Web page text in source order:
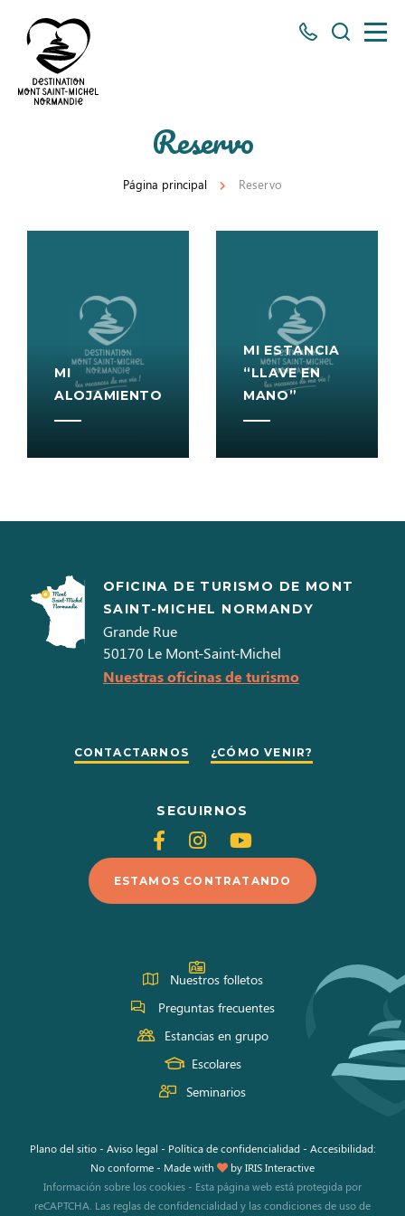
Todos Busco
Reservo
Página principal Reservo
MI
ALOJAMIENTO
MI ESTANCIA
“LLAVE EN
MANO”
OFICINA DE TURISMO DE MONT
SAINT-MICHEL NORMANDY
Grande Rue
50170 Le Mont-Saint-Michel
Nuestras oficinas de turismo
CONTACTARNOS ¿CÓMO VENIR?
SEGUIRNOS
Siganos
en
Facebook
Siganos
en
Instagram
Siganos
en
Youtube
ESTAMOS CONTRATANDO
Nuestros folletos
Preguntas frecuentes
Estancias en grupo
Escolares
Seminarios
Plano del sitio- Aviso legal - Política de confidencialidad - Accesibilidad:
No conforme- Made with byIRIS Interactive
Información sobre los cookies - Esta página web está protegida por
reCAPTCHA. Las reglas de confidencialidad y lascondiciones de usode